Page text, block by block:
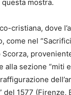
mostra.
cristiana, dove
come nel
alla sezione “miti
del 1577 (Firenze,